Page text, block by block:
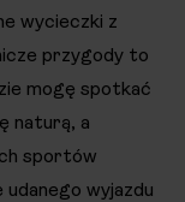
wycieczki z
przygody to
mogę spotkać
naturą, a
sportów
wyjazdu